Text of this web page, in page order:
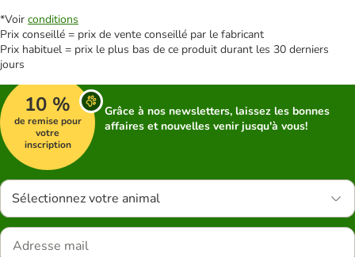
*Voir conditions
Prix conseillé = prix de vente conseillé par le fabricant
Prix habituel = prix le plus bas de ce produit durant les 30 derniers
jours
10 %
de remise pour
votre
inscription
Grâce à nos newsletters, laissez les bonnes
affaires et nouvelles venir jusqu'à vous!
Sélectionnez votre animal